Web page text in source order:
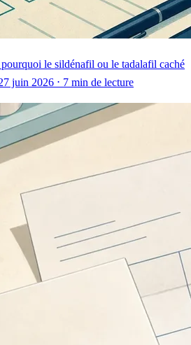
le sildénafil ou le tadalafil caché
juin 2026 ⋅ 7 min de lecture